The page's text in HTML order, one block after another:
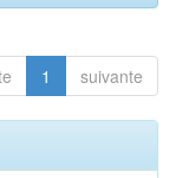
1 suivante